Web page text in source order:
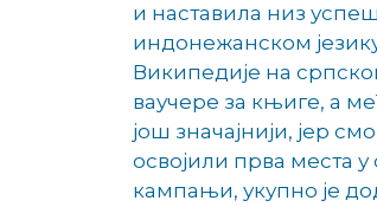
и наставила низ
индонежанском
Википедије на
ваучере за књиге, а
још значајнији, јер
освојили прва места
кампањи, укупно је